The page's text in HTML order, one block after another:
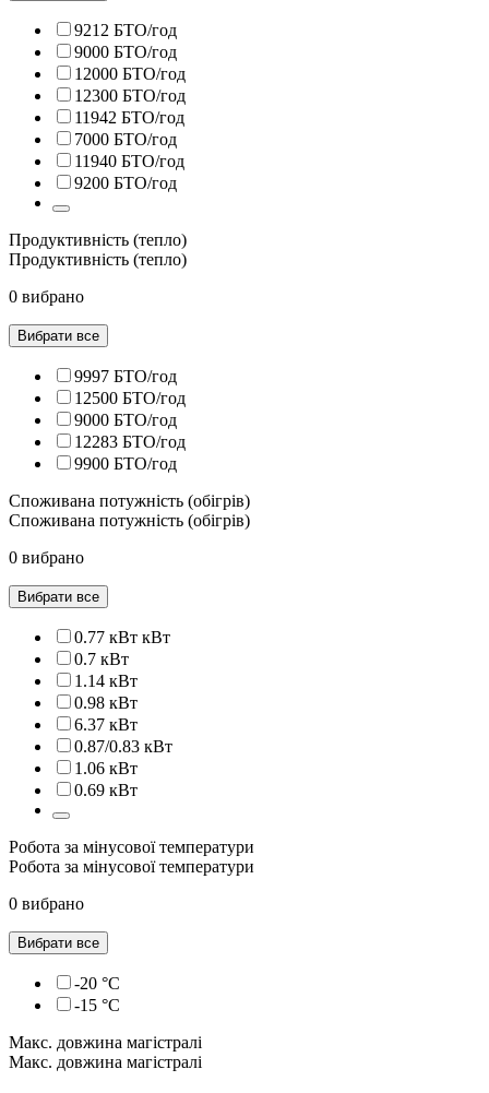
9212 БТО/год
9000 БТО/год
12000 БТО/год
12300 БТО/год
11942 БТО/год
7000 БТО/год
11940 БТО/год
9200 БТО/год
Продуктивність (тепло)
Продуктивність (тепло)
0 вибрано
Вибрати все
9997 БТО/год
12500 БТО/год
9000 БТО/год
12283 БТО/год
9900 БТО/год
Споживана потужність (обігрів)
Споживана потужність (обігрів)
0 вибрано
Вибрати все
0.77 кВт кВт
0.7 кВт
1.14 кВт
0.98 кВт
6.37 кВт
0.87/0.83 кВт
1.06 кВт
0.69 кВт
Робота за мінусової температури
Робота за мінусової температури
0 вибрано
Вибрати все
-20 °C
-15 °C
Макс. довжина магістралі
Макс. довжина магістралі